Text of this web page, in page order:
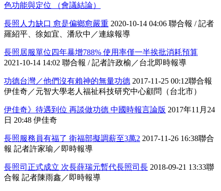
色功能與定位 （會議結論）
長照人力缺口 愈是偏鄉愈嚴重 2020-10-14 04:06 聯合報 / 記者
羅紹平、徐如宜、潘欣中／連線報導
長照居服單位四年暴增788% 使用率僅一半挨批消耗預算
2021-10-14 14:02 聯合報 / 記者許政榆／台北即時報導
功德台灣／他們沒有賴神的無量功德 2017-11-25 00:12聯合報
伊佳奇／元智大學老人福祉科技研究中心顧問（台北市）
伊佳奇》待遇到位 再談做功德 中國時報言論版 2017年11月24
日 20:48 伊佳奇
長照服務員有福了 衛福部擬調薪至3萬2 2017-11-26 16:38聯合
報 記者許家瑜／即時報導
長照司正式成立 次長薛瑞元暫代長照司長 2018-09-21 13:33聯
合報 記者陳雨鑫／即時報導